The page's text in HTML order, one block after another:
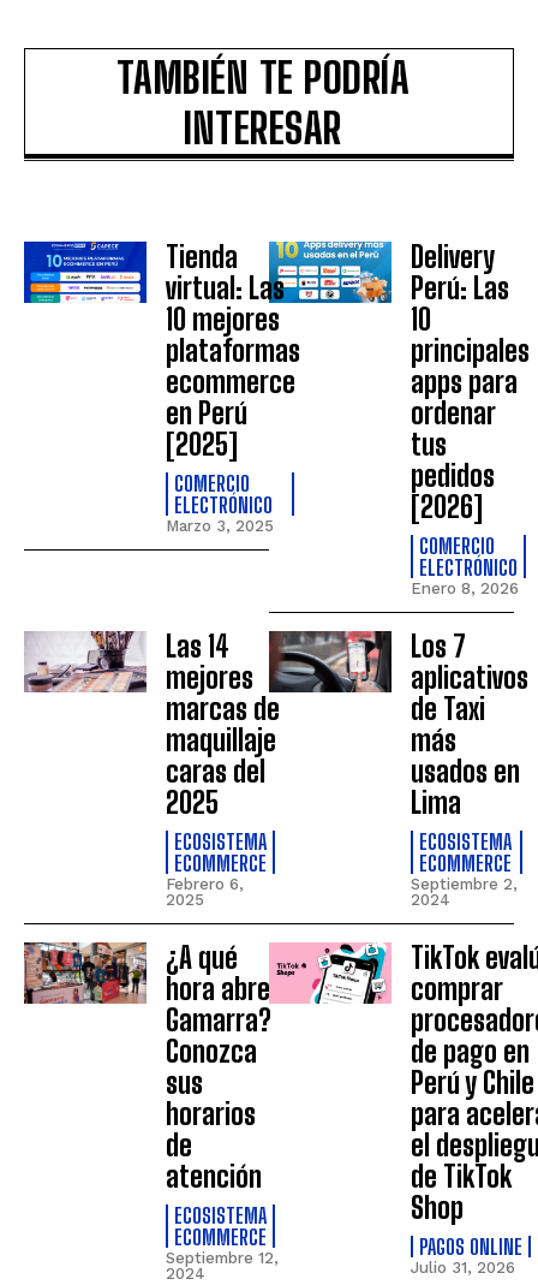
TAMBIÉN TE PODRÍA
INTERESAR
Tienda
virtual: Las
10 mejores
plataformas
ecommerce
en Perú
[2025]
COMERCIO
ELECTRÓNICO
Marzo 3, 2025
Delivery
Perú: Las
10
principales
apps para
ordenar
tus
pedidos
[2026]
COMERCIO
ELECTRÓNICO
Enero 8, 2026
Las 14
mejores
marcas de
maquillaje
caras del
2025
ECOSISTEMA
ECOMMERCE
Febrero 6,
2025
Los 7
aplicativos
de Taxi
más
usados en
Lima
ECOSISTEMA
ECOMMERCE
Septiembre 2,
2024
¿A qué
hora abre
Gamarra?
Conozca
sus
horarios
de
atención
ECOSISTEMA
ECOMMERCE
Septiembre 12,
2024
TikTok
comprar
de pago en
Perú y Chile
para
el
de TikTok
Shop
PAGOS ONLINE
Julio 31, 2026